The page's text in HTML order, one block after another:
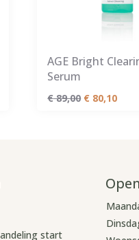
AGE Bright
Serum
€89,00 € 80,10
start